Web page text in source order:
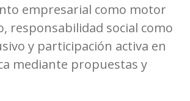
empresarial como motor
responsabilidad social como
y participación activa en
mediante propuestas y